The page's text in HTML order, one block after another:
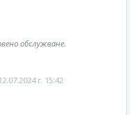
обслужване.
г. 15:42